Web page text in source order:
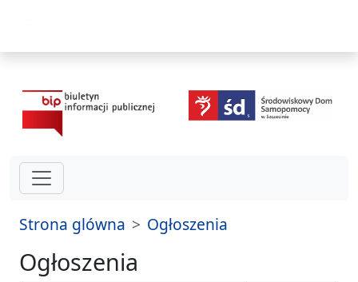
Strona glówna Ogłoszenia
Ogłoszenia